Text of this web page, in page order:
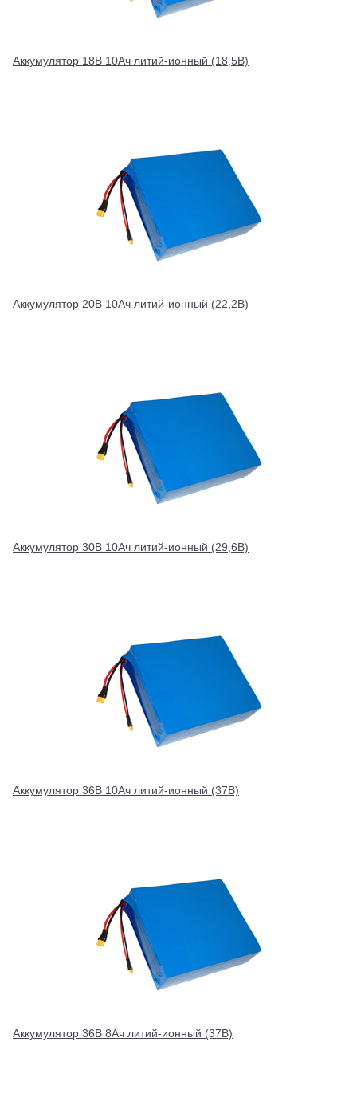
Аккумулятор 18В 10Ач литий-ионный (18,5В)
Аккумулятор 20В 10Ач литий-ионный (22,2В)
Аккумулятор 30В 10Ач литий-ионный (29,6В)
Аккумулятор 36В 10Ач литий-ионный (37В)
Аккумулятор 36В 8Ач литий-ионный (37В)